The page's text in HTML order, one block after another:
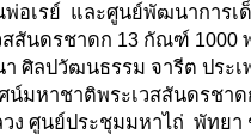
พ่อเรย์ และศูนย์พัฒนาการเ
สสันดรชาดก 13 กัณฑ์ 1000
า ศิลปวัฒนธรรม จารีต ปร
น์มหาชาติพระเวสสันดรชา
ง ศูนย์ประชุมมหาไถ่ พัทย